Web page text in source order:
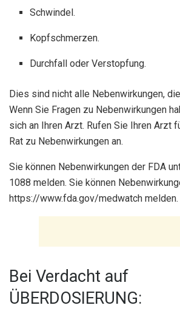
Schwindel.
Kopfschmerzen.
Durchfall oder Verstopfung.
Dies sind nicht alle Nebenwirkungen,
Wenn Sie Fragen zu Nebenwirkungen
sich an Ihren Arzt. Rufen Sie Ihren Arzt
Rat zu Nebenwirkungen an.
Sie können Nebenwirkungen der FDA
1088 melden. Sie können
https://www.fda.gov/medwatch melden.
Bei Verdacht auf
ÜBERDOSIERUNG: